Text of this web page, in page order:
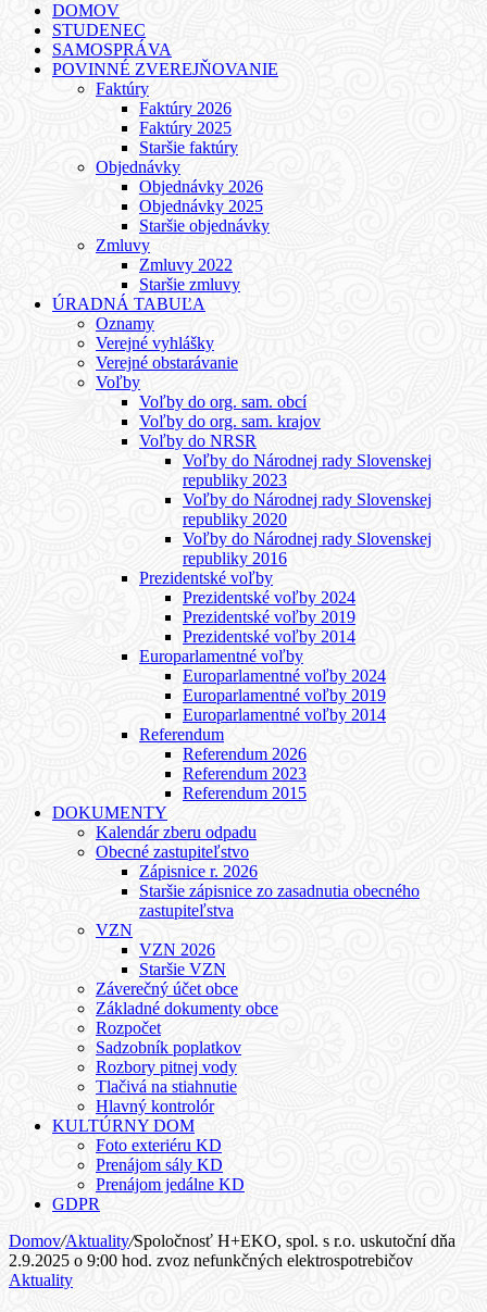
DOMOV
STUDENEC
SAMOSPRÁVA
POVINNÉ ZVEREJŇOVANIE
Faktúry
Faktúry 2026
Faktúry 2025
Staršie faktúry
Objednávky
Objednávky 2026
Objednávky 2025
Staršie objednávky
Zmluvy
Zmluvy 2022
Staršie zmluvy
ÚRADNÁ TABUĽA
Oznamy
Verejné vyhlášky
Verejné obstarávanie
Voľby
Voľby do org. sam. obcí
Voľby do org. sam. krajov
Voľby do NRSR
Voľby do Národnej rady Slovenskej
republiky 2023
Voľby do Národnej rady Slovenskej
republiky 2020
Voľby do Národnej rady Slovenskej
republiky 2016
Prezidentské voľby
Prezidentské voľby 2024
Prezidentské voľby 2019
Prezidentské voľby 2014
Europarlamentné voľby
Europarlamentné voľby 2024
Europarlamentné voľby 2019
Europarlamentné voľby 2014
Referendum
Referendum 2026
Referendum 2023
Referendum 2015
DOKUMENTY
Kalendár zberu odpadu
Obecné zastupiteľstvo
Zápisnice r. 2026
Staršie zápisnice zo zasadnutia obecného
zastupiteľstva
VZN
VZN 2026
Staršie VZN
Záverečný účet obce
Základné dokumenty obce
Rozpočet
Sadzobník poplatkov
Rozbory pitnej vody
Tlačivá na stiahnutie
Hlavný kontrolór
KULTÚRNY DOM
Foto exteriéru KD
Prenájom sály KD
Prenájom jedálne KD
GDPR
Domov/Aktuality/Spoločnosť H+EKO, spol. s r.o. uskutoční dňa
2.9.2025 o 9:00 hod. zvoz nefunkčných elektrospotrebičov
Aktuality